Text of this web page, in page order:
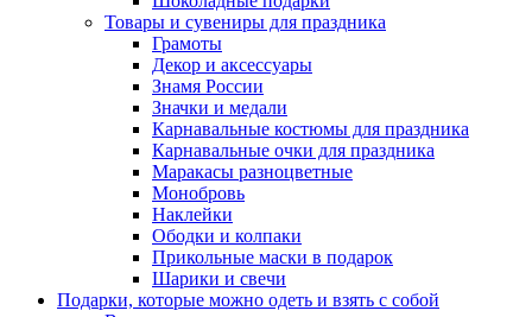
Товары и сувениры для праздника
Грамоты
Декор и аксессуары
Знамя России
Значки и медали
Карнавальные костюмы для праздника
Карнавальные очки для праздника
Маракасы разноцветные
Монобровь
Наклейки
Ободки и колпаки
Прикольные маски в подарок
Шарики и свечи
Подарки, которые можно одеть и взять с собой